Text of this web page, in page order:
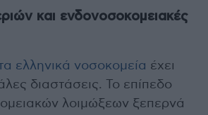
και ενδονοσοκομειακές
ελληνικά νοσοκομεία έχει
διαστάσεις. Το επίπεδο
λοιμώξεων ξεπερνά